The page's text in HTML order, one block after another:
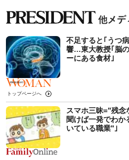
不足すると｢うつ
響…東大教授｢脳
ーにある食材｣
トップページへ
スマホ三昧="残
聞けば一発でわか
いている職業"｣